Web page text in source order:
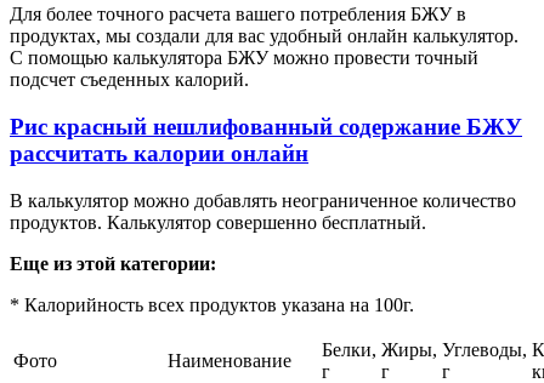
Для более точного расчета вашего потребления БЖУ в
продуктах, мы создали для вас удобный онлайн калькулятор.
С помощью калькулятора БЖУ можно провести точный
подсчет съеденных калорий.
Рис красный нешлифованный содержание БЖУ
рассчитать калории онлайн
В калькулятор можно добавлять неограниченное количество
продуктов. Калькулятор совершенно бесплатный.
Еще из этой категории:
* Калорийность всех продуктов указана на 100г.
Фото Наименование
Белки,
г
Жиры,
г
Углеводы,
г